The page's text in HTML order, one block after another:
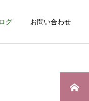
グ お問い合わせ